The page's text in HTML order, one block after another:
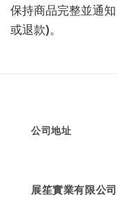
保持商品完整並通
或退款)。
公司地址
展笙實業有限公